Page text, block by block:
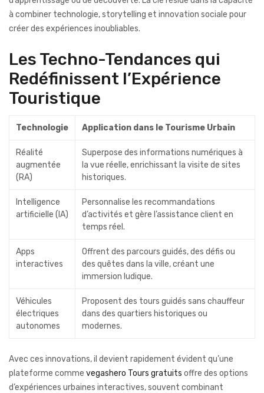
à combiner technologie, storytelling et innovation sociale pour
créer des expériences inoubliables.
Les Techno-Tendances qui
Redéfinissent l’Expérience
Touristique
Technologie Application dans le Tourisme Urbain
Réalité
augmentée
(RA)
Superpose des informations numériques à
la vue réelle, enrichissant la visite de sites
historiques.
Intelligence
artificielle (IA)
Personnalise les recommandations
d’activités et gère l’assistance client en
temps réel.
Apps
interactives
Offrent des parcours guidés, des défis ou
des quêtes dans la ville, créant une
immersion ludique.
Véhicules
électriques
autonomes
Proposent des tours guidés sans chauffeur
dans des quartiers historiques ou
modernes.
Avec ces innovations, il devient rapidement évident qu’une
plateforme comme vegashero Tours gratuits offre des options
d’expériences urbaines interactives, souvent combinant